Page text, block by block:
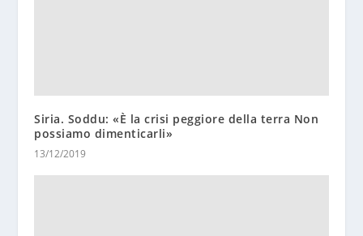
Siria. Soddu: «È la crisi peggiore della terra Non
possiamo dimenticarli»
13/12/2019